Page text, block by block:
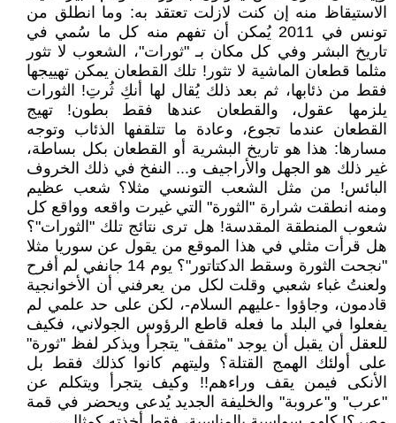
الاستيقاظ منه إن كنت لازلت تعتقد به: وما انطلق من
تونس في 2011 يُمكن أن تفهم منه كل ما سُمي في
تاريخ البشر وفي كل مكان بـ "ثورات"، الشعوب لا تثور
مثلما قطعان الماشية لا تثور! تلك القطعان يمكن تهييجها
فقط من ذئابها، ثم بعد ذلك يُقال لها أنكِ ثُرتِ! الثورات
يلزمها عقول، والقطعان عندها فقط بطون! تهيج
القطعان عندما تجوع، وعادة ما تتلقفها الذئاب وتوجه
مسارها: هذا هو تاريخ البشرية أو القطعان بكل بساطة،
غير ذلك هو الجهل والأراجيف و... النفخ في ذلك الخروف
البائس! من مثل الشعب التونسي مثلا؟ شعب عظيم
ومنه انطقت شرارة "الثورة" التي غيرت واقعه وواقع كل
شعوب المنطقة المقدسة! هل ترى نتائج تلك "الثورات"؟
هل قرأت مثلي في هذا الموقع من يقول عن سوريا مثلا
"نجحت الثورة وسقط الدكتاتور"؟ يوم 14 جانفي لم أفرح
ولعنتُ غباء شعبي وقلت لكل من يعرفني أن الأخوانجية
قادمون، وجاؤوا -عليهم السلام-، لكن على حد علمي لم
يفعلوا في البلد ما فعله قاطع الرؤوس الجولاني، فكيف
للعقل أن يقبل أن يوجد "مثقف" يتجرأ ويذكر لفظ "ثورة"
على أولئك الهمج القتلة؟ وليتهم كانوا كذلك فقط بل
الأنكى فيمن يقف وراءهم!! وكيف يتجرأ ويتكلم عن
"عرب" و"عروبة" والخليفة الجديد يُدعى ويحضر في قمة